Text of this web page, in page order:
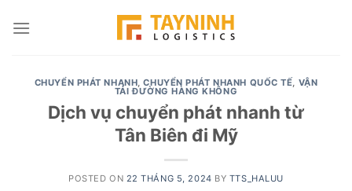
CHUYỂN PHÁT NHANH,CHUYỂN PHÁT NHANH QUỐC TẾ, VẬN
TẢI ĐƯỜNG HÀNG KHÔNG
Dịch vụ chuyển phát nhanh từ
Tân Biên đi Mỹ
POSTED ON 22 THÁNG 5, 2024 BY TTS_HALUU